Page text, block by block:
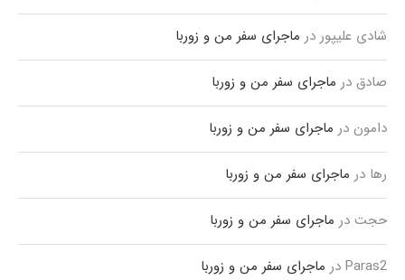
شادی علیپور در ماجرای سفر من و زوربا
صادق در ماجرای سفر من و زوربا
دامون در ماجرای سفر من و زوربا
رها در ماجرای سفر من و زوربا
حجت در ماجرای سفر من و زوربا
Paras2 در ماجرای سفر من و زوربا